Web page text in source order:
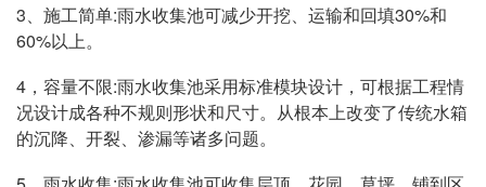
3、施工简单:雨水收集池可减少开挖、运输和回填30%和
60%以上。
4，容量不限:雨水收集池采用标准模块设计，可根据工程情
况设计成各种不规则形状和尺寸。从根本上改变了传统水箱
的沉降、开裂、渗漏等诸多问题。